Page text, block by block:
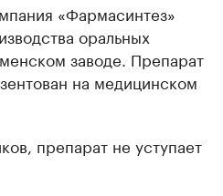
«Фармасинтез»
оральных
заводе. Препарат
на медицинском
препарат не уступает